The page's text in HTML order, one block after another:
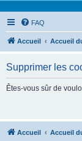
FAQ
Accueil Accueil
Supprimer les
Êtes-vous sûr de
Accueil Accueil